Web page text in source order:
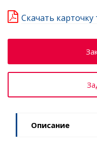
Скачать
Описание